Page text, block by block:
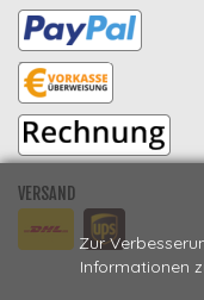
Zur
Informationen
VERSAND